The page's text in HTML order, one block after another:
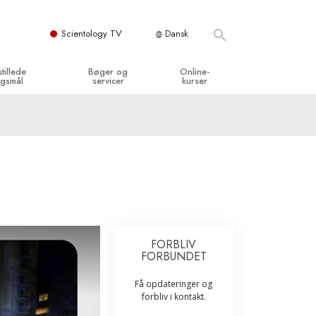
Scientology TV Dansk
Bøger og
servicer
Online-
kurser
Assister ved sygdom og skader
Integritet og ærlighed
FORBLIV
FORBUNDET
Få opdateringer og
forbliv i kontakt.